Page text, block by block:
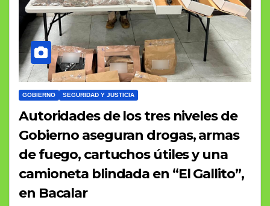
GOBIERNO SEGURIDAD Y JUSTICIA
Autoridades de los tres niveles de
Gobierno aseguran drogas, armas
de fuego, cartuchos útiles y una
camioneta blindada en “El Gallito”,
en Bacalar